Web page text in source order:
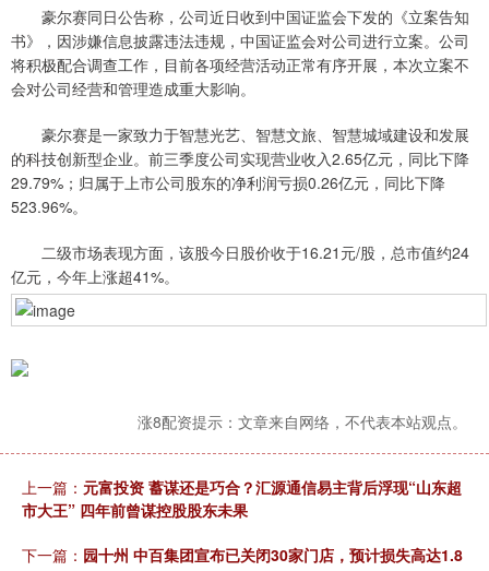
豪尔赛同日公告称，公司近日收到中国证监会下发的《立案告知
书》，因涉嫌信息披露违法违规，中国证监会对公司进行立案。公司
将积极配合调查工作，目前各项经营活动正常有序开展，本次立案不
会对公司经营和管理造成重大影响。
豪尔赛是一家致力于智慧光艺、智慧文旅、智慧城域建设和发展
的科技创新型企业。前三季度公司实现营业收入2.65亿元，同比下降
29.79%；归属于上市公司股东的净利润亏损0.26亿元，同比下降
523.96%。
二级市场表现方面，该股今日股价收于16.21元/股，总市值约24
亿元，今年上涨超41%。
涨8配资提示：文章来自网络，不代表本站观点。
上一篇： 元富投资 蓄谋还是巧合？汇源通信易主背后浮现“山东超
市大王” 四年前曾谋控股股东未果
下一篇： 园十州 中百集团宣布已关闭30家门店，预计损失高达1.8